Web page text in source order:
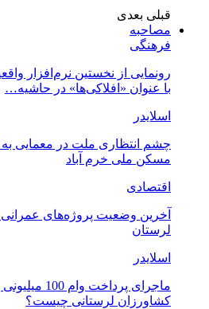
قبلی بعدی
مصاحبه
فرهنگی
رونمایی از نخستین نرم‌افزار
با عنوان «افلاکی‌ها» در حاشیه…
اسلایدر
مسکن ملی خرم آباد
اقتصادی
آخرین وضعیت پروژه‌های عمرانی
لرستان
اسلایدر
ماجرای
کشاورزان لرستانی چیست؟